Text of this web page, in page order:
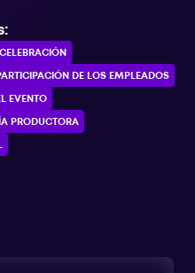
DE LOS EMPLEADOS
EVENTO
PRODUCTORA